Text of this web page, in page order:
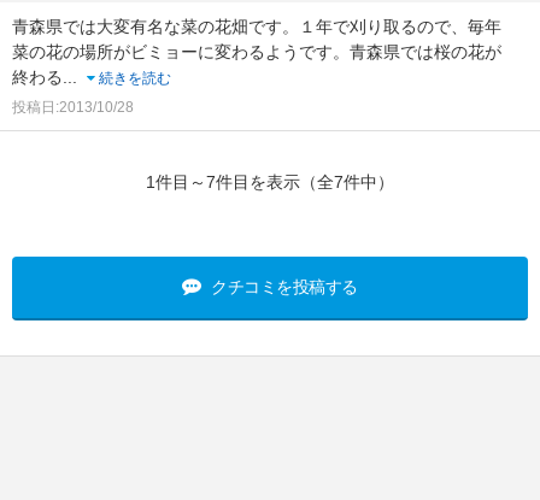
青森県では大変有名な菜の花畑です。１年で刈り取るので、毎年
菜の花の場所がビミョーに変わるようです。青森県では桜の花が
終わる...
続きを読む
投稿日:2013/10/28
1件目～7件目を表示（全7件中）
クチコミを投稿する